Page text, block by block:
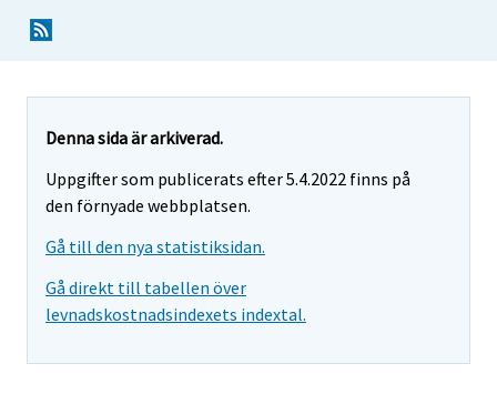
Denna sida är arkiverad.
Uppgifter som publicerats efter 5.4.2022 finns på
den förnyade webbplatsen.
Gå till den nya statistiksidan.
Gå direkt till tabellen över
levnadskostnadsindexets indextal.